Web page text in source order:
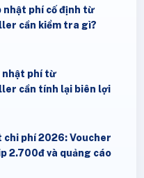
nhật phí cố định từ
cần kiểm tra gì?
nhật phí từ
cần tính lại biên lợi
chi phí 2026: Voucher
2.700đ và quảng cáo